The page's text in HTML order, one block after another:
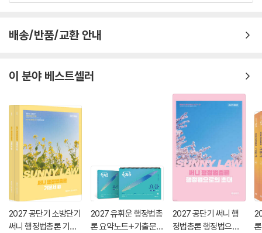
배송/반품/교환 안내
이 분야 베스트셀러
2027 공단기 소방단기
써니 행정법총론 기본
2027 유휘운 행정법총
론 요약노트+기출문제
2027 공단기 써니 행
정법총론 행정법으로